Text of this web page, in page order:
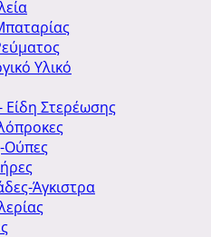
Υλικό
Είδη Στερέωσης
Ούπες
Άγκιστρα